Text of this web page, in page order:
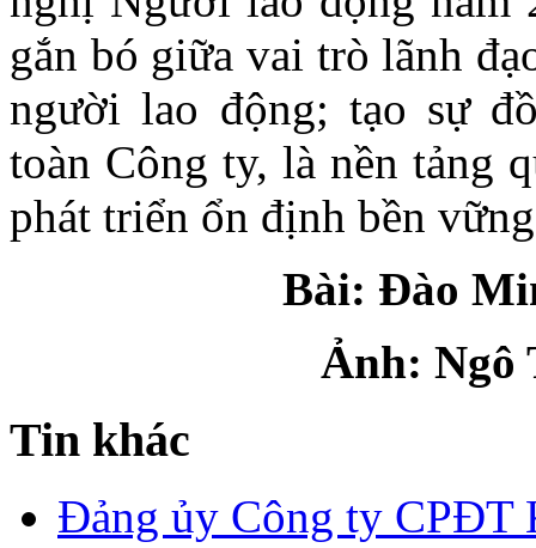
gắn bó giữa vai trò lãnh
người lao động; tạo sự
toàn Công ty, là nền tảng
phát triển ổn định bền
Bài: Đào
Ảnh: Ngô
Tin khác
Đảng ủy Công ty CPĐT